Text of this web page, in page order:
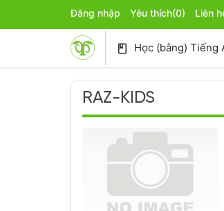
Đăng nhập Yêu thích(0) Liên
book Học (bằng) Tiếng
RAZ-KIDS